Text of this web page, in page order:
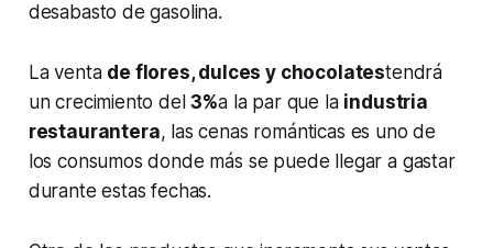
desabasto de gasolina.
La venta de flores, dulces y chocolatestendrá
un crecimiento del3%a la par que la industria
restaurantera, las cenas románticas es uno de
los consumos donde más se puede llegar a gastar
durante estas fechas.